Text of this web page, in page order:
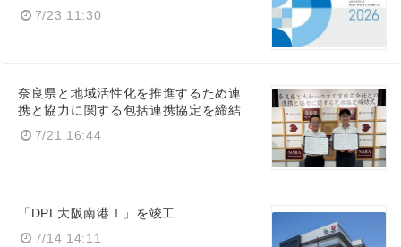
7/23 11:30
奈良県と地域活性化を推進するため連
携と協力に関する包括連携協定を締結
7/21 16:44
「DPL大阪南港Ⅰ」を竣工
7/14 14:11